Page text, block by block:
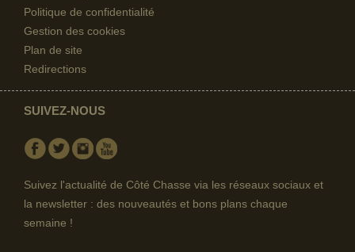
Politique de confidentialité
Gestion des cookies
Plan de site
Redirections
SUIVEZ-NOUS
Facebook
TwitterInstagram
Suivez l'actualité de Côté Chasse via les réseaux sociaux et
la newsletter : des nouveautés et bons plans chaque
semaine !